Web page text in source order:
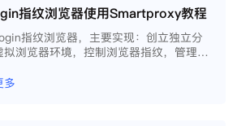
指纹浏览器使用Smartproxy教程
指纹浏览器，主要实现：创立独立分
拟浏览器环境，控制浏览器指纹，管理多
网络自动化等。
多